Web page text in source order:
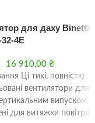
для даху Binetti
4E
16 910,00 ₴
Ці тихі, повністю
вентилятори для
випуском,
для витяжки повітря.